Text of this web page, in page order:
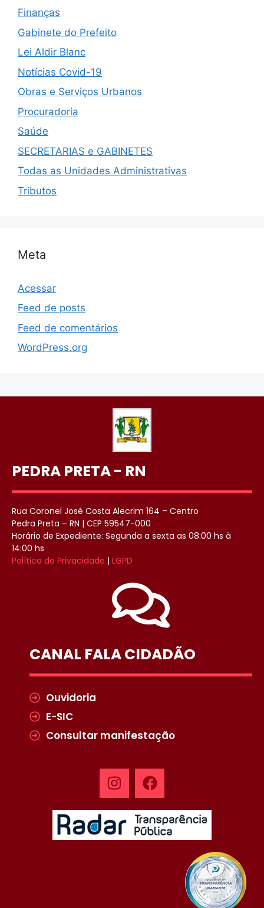
Finanças
Gabinete do Prefeito
Lei Aldir Blanc
Notícias Covid-19
Obras e Serviços Urbanos
Procuradoria
Saúde
SECRETARIAS e GABINETES
Todas as Unidades Administrativas
Tributos
Meta
Acessar
Feed de posts
Feed de comentários
WordPress.org
PEDRA PRETA - RN
Rua Coronel José Costa Alecrim 164 – Centro
Pedra Preta – RN | CEP 59547-000
Horário de Expediente: Segunda a sexta as 08:00 hs à
14:00 hs
Política de Privacidade | LGPD
CANAL FALA CIDADÃO
Ouvidoria
E-SIC
Consultar manifestação